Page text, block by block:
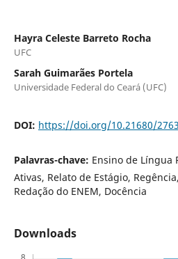
Hayra Celeste Barreto Rocha
UFC
Sarah Guimarães Portela
Universidade Federal do Ceará (UFC)
DOI: https://doi.org/10.21680/
Palavras-chave: Ensino de Língua
Ativas, Relato de Estágio,
Redação do ENEM, Docência
Downloads